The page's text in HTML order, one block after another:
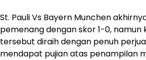
St. Pauli Vs Bayern Munchen
pemenang dengan skor 1-0, namun
tersebut diraih dengan penuh
mendapat pujian atas penampilan